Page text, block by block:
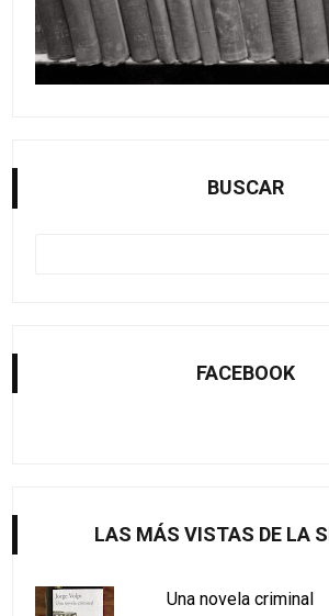
BUSCAR
FACEBOOK
LAS MÁS VISTAS DE LA
Una novela criminal